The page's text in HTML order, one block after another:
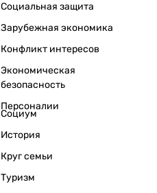
Социальная защита
Зарубежная экономика
Конфликт интересов
Экономическая
безопасность
Персоналии
Социум
История
Круг семьи
Туризм